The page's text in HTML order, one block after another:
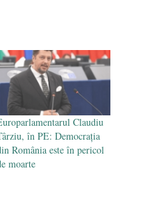
efecte. Bustul
înlăturat din Iași
Claudiu
în PE: Democrația
România este în pericol
moarte